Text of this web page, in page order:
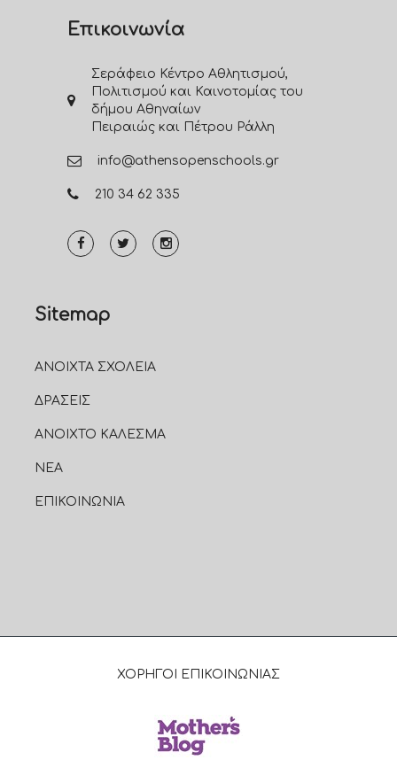
Επικοινωνία
Σεράφειο Κέντρο Αθλητισμού,
Πολιτισμού και Καινοτομίας του
δήμου Αθηναίων
Πειραιώς και Πέτρου Ράλλη
info@athensopenschools.gr
210 34 62 335
Sitemap
ΑΝΟΙΧΤΑ ΣΧΟΛΕΙΑ
ΔΡΑΣΕΙΣ
ΑΝΟΙΧΤΟ ΚΑΛΕΣΜΑ
ΝΕΑ
ΕΠΙΚΟΙΝΩΝΙΑ
ΧΟΡΗΓΟΙ ΕΠΙΚΟΙΝΩΝΙΑΣ